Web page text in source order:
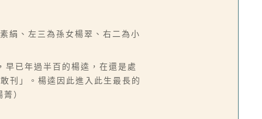
絹、左三為孫女楊翠、右二為小
早已年過半百的楊逵，在還是處
刊」。楊逵因此進入此生最長的
）